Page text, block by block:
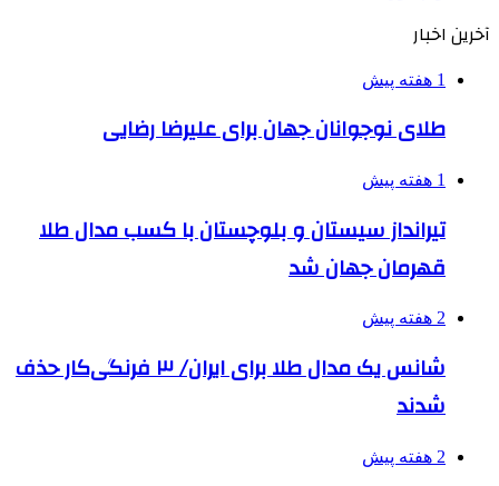
آخرین اخبار
1 هفته پیش
طلای نوجوانان جهان برای علیرضا رضایی
1 هفته پیش
تیرانداز سیستان و بلوچستان با کسب مدال طلا
قهرمان جهان شد
2 هفته پیش
شانس یک مدال طلا برای ایران/ ۳ فرنگی‌کار حذف
شدند
2 هفته پیش